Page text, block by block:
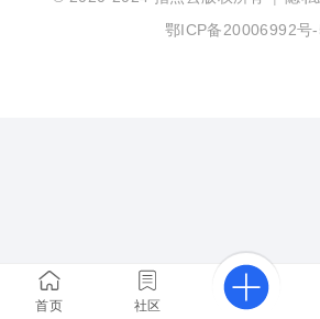
首页 社区
鄂ICP备20006992号